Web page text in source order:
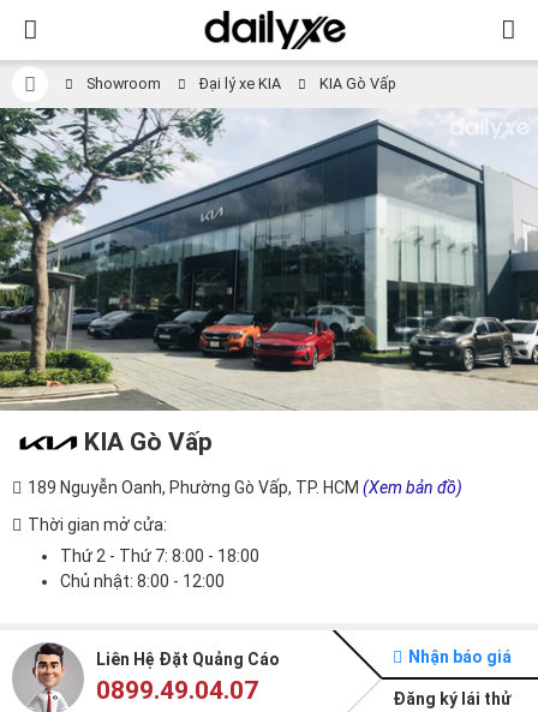
Showroom Đại lý xe KIA KIA Gò Vấp
KIA Gò Vấp
189 Nguyễn Oanh, Phường Gò Vấp, TP. HCM (Xem bản đồ)
Thời gian mở cửa:
Thứ 2 - Thứ 7: 8:00 - 18:00
Chủ nhật: 8:00 - 12:00
Liên Hệ Đặt Quảng Cáo
0899.49.04.07
Nhận báo giá
Đăng ký lái thử